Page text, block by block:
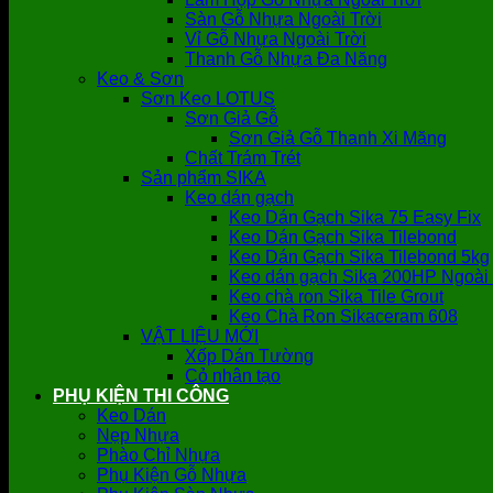
Sàn Gỗ Nhựa Ngoài Trời
Vỉ Gỗ Nhựa Ngoài Trời
Thanh Gỗ Nhựa Đa Năng
Keo & Sơn
Sơn Keo LOTUS
Sơn Giả Gỗ
Sơn Giả Gỗ Thanh Xi Măng
Chất Trám Trét
Sản phẩm SIKA
Keo dán gạch
Keo Dán Gạch Sika 75 Easy Fix
Keo Dán Gạch Sika Tilebond
Keo Dán Gạch Sika Tilebond 5kg
Keo dán gạch Sika 200HP
Keo chà ron Sika Tile Grout
Keo Chà Ron Sikaceram 608
VẬT LIỆU MỚI
Xốp Dán Tường
Cỏ nhân tạo
PHỤ KIỆN THI CÔNG
Keo Dán
Nẹp Nhựa
Phào Chỉ Nhựa
Phụ Kiện Gỗ Nhựa